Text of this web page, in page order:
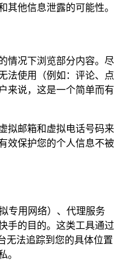
其他信息泄露的可能性。
情况下浏览部分内容。尽
法使用（例如：评论、点
来说，这是一个简单而有
拟邮箱和虚拟电话号码来
效保护您的个人信息不被
专用网络）、代理服务
手的目的。这类工具通过
无法追踪到您的具体位置
。